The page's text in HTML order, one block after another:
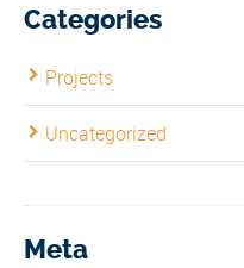
Categories
Projects
Uncategorized
Meta